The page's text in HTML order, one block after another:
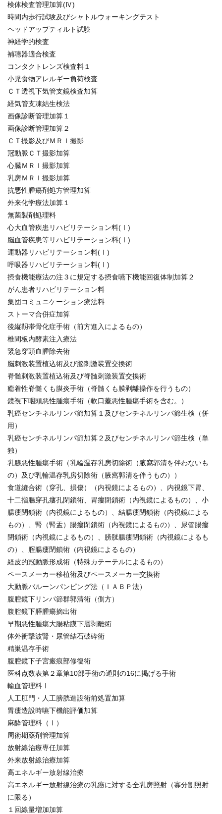
検体検査管理加算(Ⅳ)
時間内歩行試験及びシャトルウォーキングテスト
ヘッドアップティルト試験
神経学的検査
補聴器適合検査
コンタクトレンズ検査料１
小児食物アレルギー負荷検査
ＣＴ透視下気管支鏡検査加算
経気管支凍結生検法
画像診断管理加算１
画像診断管理加算２
ＣＴ撮影及びＭＲＩ撮影
冠動脈ＣＴ撮影加算
心臓ＭＲＩ撮影加算
乳房ＭＲＩ撮影加算
抗悪性腫瘍剤処方管理加算
外来化学療法加算１
無菌製剤処理料
心大血管疾患リハビリテーション料(Ⅰ)
脳血管疾患等リハビリテーション料(Ⅰ)
運動器リハビリテーション料(Ⅰ)
呼吸器リハビリテーション料(Ⅰ)
摂食機能療法の注３に規定する摂食嚥下機能回復体制加算２
がん患者リハビリテーション料
集団コミュニケーション療法料
ストーマ合併症加算
後縦靱帯骨化症手術（前方進入によるもの）
椎間板内酵素注入療法
緊急穿頭血腫除去術
脳刺激装置植込術及び脳刺激装置交換術
脊髄刺激装置植込術及び脊髄刺激装置交換術
癒着性脊髄くも膜炎手術（脊髄くも膜剥離操作を行うもの）
鏡視下咽頭悪性腫瘍手術（軟口蓋悪性腫瘍手術を含む。）
乳癌センチネルリンパ節加算１及びセンチネルリンパ節生検（併
用）
乳癌センチネルリンパ節加算２及びセンチネルリンパ節生検（単
独）
乳腺悪性腫瘍手術（乳輪温存乳房切除術（腋窩郭清を伴わないも
の）及び乳輪温存乳房切除術（腋窩郭清を伴うもの））
食道縫合術（穿孔、損傷）（内視鏡によるもの）、内視鏡下胃、
十二指腸穿孔瘻孔閉鎖術、胃瘻閉鎖術（内視鏡によるもの）、小
腸瘻閉鎖術（内視鏡によるもの）、結腸瘻閉鎖術（内視鏡による
もの）、腎（腎盂）腸瘻閉鎖術（内視鏡によるもの）、尿管腸瘻
閉鎖術（内視鏡によるもの）、膀胱腸瘻閉鎖術（内視鏡によるも
の）、腟腸瘻閉鎖術（内視鏡によるもの）
経皮的冠動脈形成術（特殊カテーテルによるもの）
ペースメーカー移植術及びペースメーカー交換術
大動脈バルーンパンピング法（ＩＡＢＰ法）
腹腔鏡下リンパ節群郭清術（側方）
腹腔鏡下膵腫瘍摘出術
早期悪性腫瘍大腸粘膜下層剥離術
体外衝撃波腎・尿管結石破砕術
精巣温存手術
腹腔鏡下子宮瘢痕部修復術
医科点数表第２章第10部手術の通則の16に掲げる手術
輸血管理料Ⅰ
人工肛門・人工膀胱造設術前処置加算
胃瘻造設時嚥下機能評価加算
麻酔管理料（Ⅰ）
周術期薬剤管理加算
放射線治療専任加算
外来放射線治療加算
高エネルギー放射線治療
高エネルギー放射線治療の乳癌に対する全乳房照射（寡分割照射
に限る）
１回線量増加加算